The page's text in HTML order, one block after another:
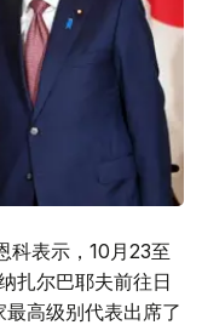
科表示，10月23至
扎尔巴耶夫前往日
高级别代表出席了